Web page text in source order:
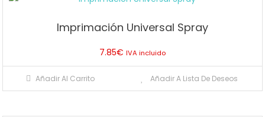
Imprimación Universal Spray
7.85€ IVA incluido
Añadir Al Carrito Añadir A Lista De Deseos